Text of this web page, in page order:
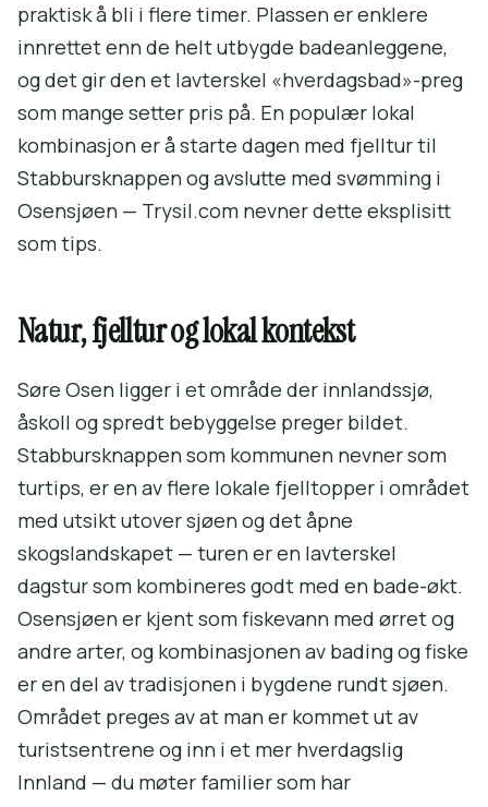
praktisk å bli i flere timer. Plassen er enklere
innrettet enn de helt utbygde badeanleggene,
og det gir den et lavterskel «hverdagsbad»-preg
som mange setter pris på. En populær lokal
kombinasjon er å starte dagen med fjelltur til
Stabbursknappen og avslutte med svømming i
Osensjøen — Trysil.com nevner dette eksplisitt
som tips.
Natur, fjelltur og lokal kontekst
Søre Osen ligger i et område der innlandssjø,
åskoll og spredt bebyggelse preger bildet.
Stabbursknappen som kommunen nevner som
turtips, er en av flere lokale fjelltopper i området
med utsikt utover sjøen og det åpne
skogslandskapet — turen er en lavterskel
dagstur som kombineres godt med en bade-økt.
Osensjøen er kjent som fiskevann med ørret og
andre arter, og kombinasjonen av bading og fiske
er en del av tradisjonen i bygdene rundt sjøen.
Området preges av at man er kommet ut av
turistsentrene og inn i et mer hverdagslig
Innland — du møter familier som har